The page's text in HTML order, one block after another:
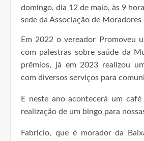
domingo, dia 12 de maio, às 9
sede da Associação de
Em 2022 o vereador Promoveu
com palestras sobre saúde da
prêmios, já em 2023 realizou
com diversos serviços para
E neste ano acontecerá um
realização de um bingo para
Fabricio, que é morador da